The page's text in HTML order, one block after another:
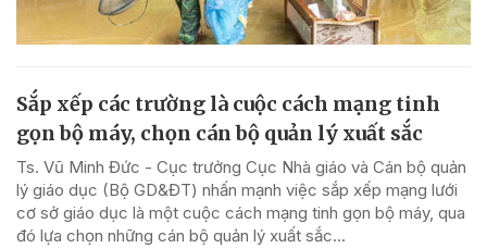
Sắp xếp các trường là cuộc cách mạng tinh
gọn bộ máy, chọn cán bộ quản lý xuất sắc
Ts. Vũ Minh Đức - Cục trưởng Cục Nhà giáo và Cán bộ quản
lý giáo dục (Bộ GD&ĐT) nhấn mạnh việc sắp xếp mạng lưới
cơ sở giáo dục là một cuộc cách mạng tinh gọn bộ máy, qua
đó lựa chọn những cán bộ quản lý xuất sắc...